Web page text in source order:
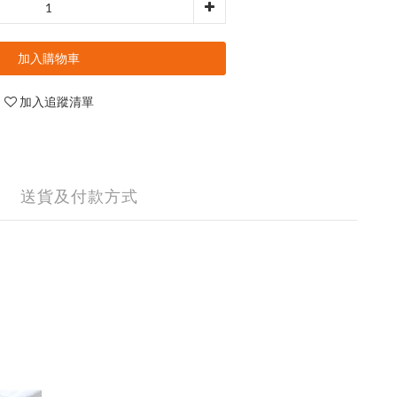
加入購物車
加入追蹤清單
送貨及付款方式